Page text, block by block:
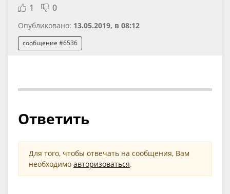
1 0
Опубликовано: 13.05.2019, в 08:12
сообщение #6536
Ответить
Для того, чтобы отвечать на сообщения, Вам
необходимо авторизоваться.